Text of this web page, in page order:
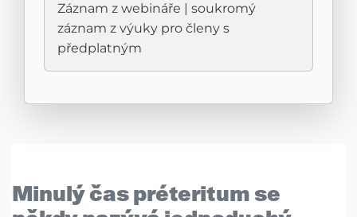
Záznam z webináře | soukromý
záznam z výuky pro členy s
předplatným
Minulý čas préteritum se